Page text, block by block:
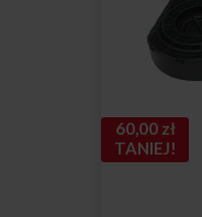
60,00 zł
TANIEJ!